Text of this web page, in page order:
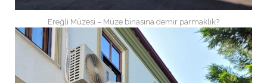
Ereğli Müzesi – Müze binasına demir parmaklık?